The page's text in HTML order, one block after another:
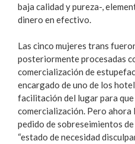
baja calidad y pureza-,
dinero en efectivo.
Las cinco mujeres trans
posteriormente procesadas
comercialización de
encargado de uno de los
facilitación del lugar para
comercialización. Pero ahora
pedido de sobreseimientos
“estado de necesidad